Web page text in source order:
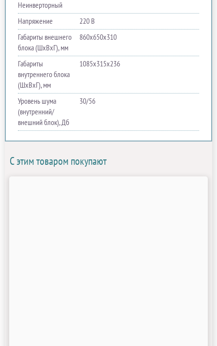
Неинверторный
Напряжение
220 В
Габариты внешнего
блока (ШхВхГ), мм
860х650х310
Габариты
внутреннего блока
(ШхВхГ), мм
1085х315х236
Уровень шума
(внутренний/
внешний блок), Дб
30/56
С этим товаром покупают